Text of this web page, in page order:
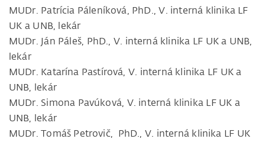
MUDr. Patrícia Páleníková, PhD., V. interná klinika LF
UK a UNB, lekár
MUDr. Ján Páleš, PhD., V. interná klinika LF UK a UNB,
lekár
MUDr. Katarína Pastírová, V. interná klinika LF UK a
UNB, lekár
MUDr. Simona Pavúková, V. interná klinika LF UK a
UNB, lekár
MUDr. Tomáš Petrovič, PhD., V. interná klinika LF UK